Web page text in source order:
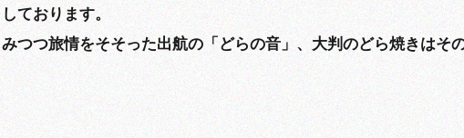
ております。
つつ旅情をそそった出航の「どらの音」、大判のどら焼きはそ